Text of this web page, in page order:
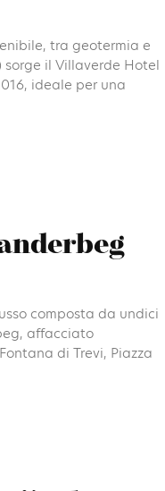
tra geotermia e
il Villaverde Hotel
ideale per una
composta da undici
affacciato
di Trevi, Piazza